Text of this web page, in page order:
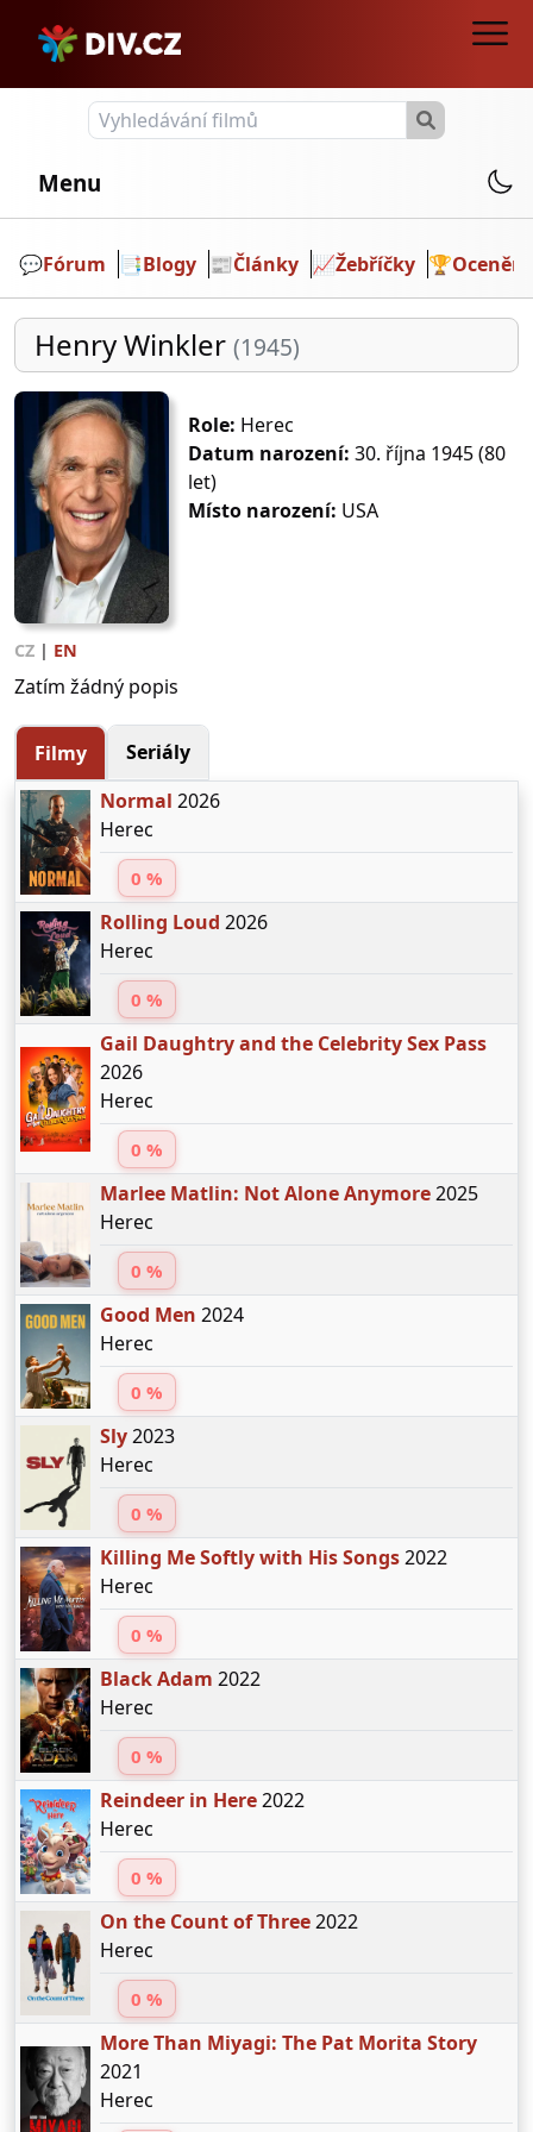
Menu
💬️Fórum 📑Blogy 📰Články 📈Žebříčky 🏆Ocenění
Henry Winkler (1945)
Role: Herec
Datum narození: 30. října 1945 (80
let)
Místo narození: USA
CZ | EN
Zatím žádný popis
Filmy
Seriály
Normal 2026
Herec
0 %
Rolling Loud 2026
Herec
0 %
Gail Daughtry and the Celebrity Sex Pass
2026
Herec
0 %
Marlee Matlin: Not Alone Anymore2025
Herec
0 %
Good Men 2024
Herec
0 %
Sly2023
Herec
0 %
Killing Me Softly with His Songs2022
Herec
0 %
Black Adam 2022
Herec
0 %
Reindeer in Here2022
Herec
0 %
On the Count of Three2022
Herec
0 %
More Than Miyagi: The Pat Morita Story
2021
Herec